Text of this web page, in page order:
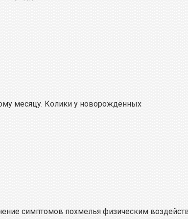
месяцу. Колики у новорождённых
симптомов похмелья физическим